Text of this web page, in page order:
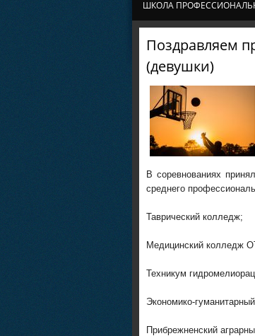
ШКОЛА
Поздравляем
(девушки)
В соревнованиях
среднего
Таврический колледж;
Медицинский колледж
Техникум
Экономико-
Прибрежненский